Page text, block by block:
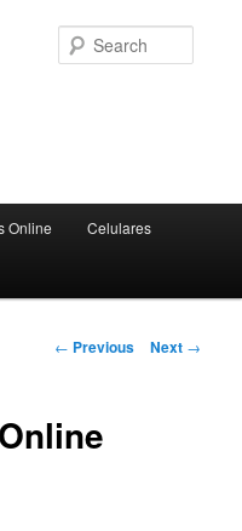
Online Celulares
Post
← Previous Next →